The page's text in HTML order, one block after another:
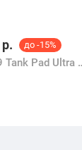
р. до -15%
Unihertz 8849